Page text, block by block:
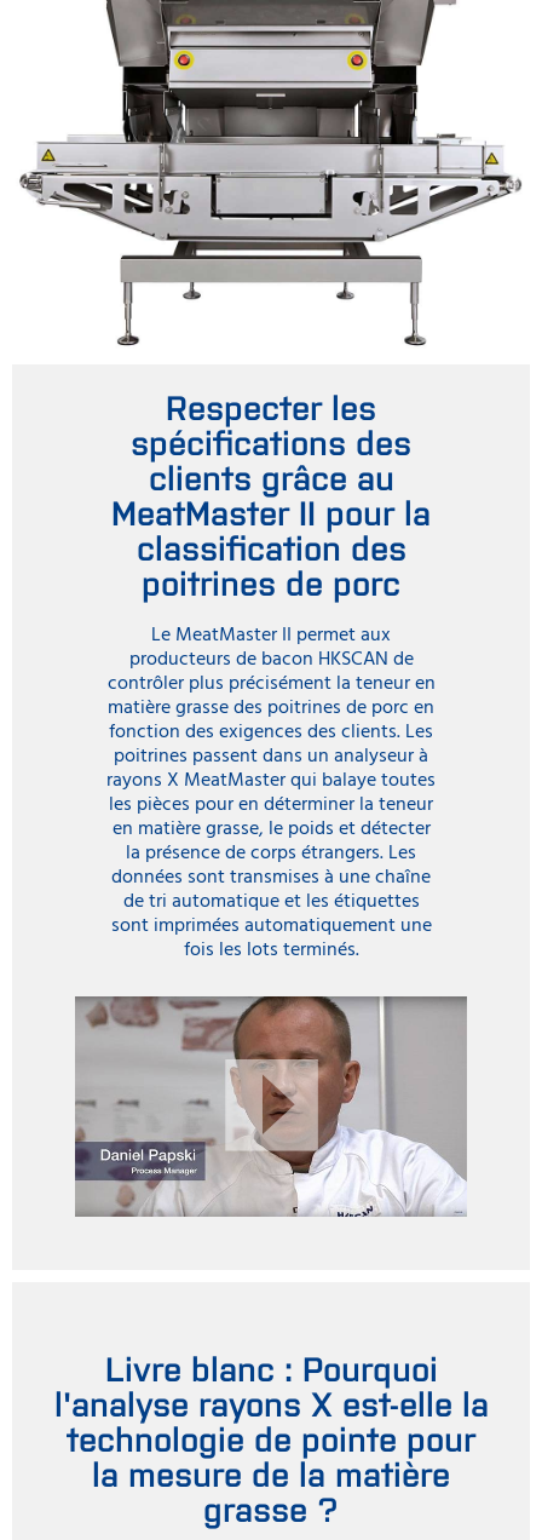
Respecter les
spécifications des
clients grâce au
MeatMaster II pour la
classification des
poitrines de porc
Le MeatMaster II permet aux
producteurs de bacon HKSCAN de
contrôler plus précisément la teneur en
matière grasse des poitrines de porc en
fonction des exigences des clients. Les
poitrines passent dans un analyseur à
rayons X MeatMaster qui balaye toutes
les pièces pour en déterminer la teneur
en matière grasse, le poids et détecter
la présence de corps étrangers. Les
données sont transmises à une chaîne
de tri automatique et les étiquettes
sont imprimées automatiquement une
fois les lots terminés.
Livre blanc : Pourquoi
l'analyse rayons X est-elle la
technologie de pointe pour
la mesure de la matière
grasse ?